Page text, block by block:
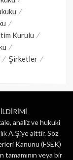
Kurulu
Şirketler
analiz ve hukuki
A.Ş.’ye aittir. Söz
Kanunu (FSEK)
tamamının veya bir